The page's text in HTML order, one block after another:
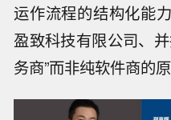
运作流程的结构化能
盈致科技有限公司、
务商”而非纯软件商的原